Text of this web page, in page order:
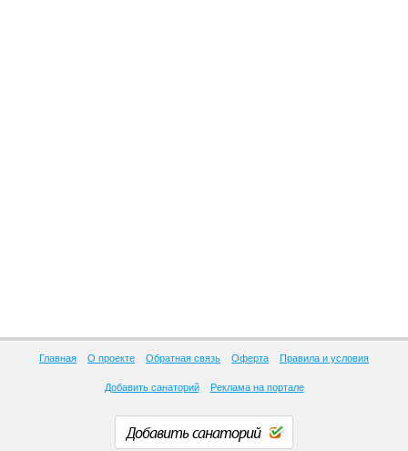
Главная О проекте Обратная связь Оферта Правила и условия
Добавить санаторий Реклама на портале
Добавить санаторий